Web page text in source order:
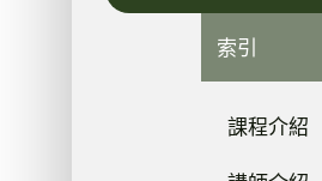
索引
課程介紹